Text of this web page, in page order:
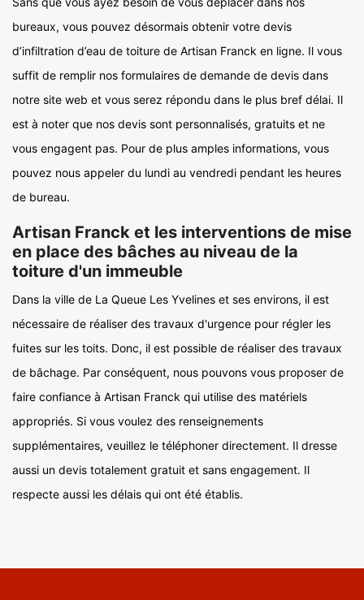
bureaux, vous pouvez désormais obtenir votre devis
d’infiltration d’eau de toiture de Artisan Franck en ligne. Il vous
suffit de remplir nos formulaires de demande de devis dans
notre site web et vous serez répondu dans le plus bref délai. Il
est à noter que nos devis sont personnalisés, gratuits et ne
vous engagent pas. Pour de plus amples informations, vous
pouvez nous appeler du lundi au vendredi pendant les heures
de bureau.
Artisan Franck et les interventions de mise
en place des bâches au niveau de la
toiture d'un immeuble
Dans la ville de La Queue Les Yvelines et ses environs, il est
nécessaire de réaliser des travaux d'urgence pour régler les
fuites sur les toits. Donc, il est possible de réaliser des travaux
de bâchage. Par conséquent, nous pouvons vous proposer de
faire confiance à Artisan Franck qui utilise des matériels
appropriés. Si vous voulez des renseignements
supplémentaires, veuillez le téléphoner directement. Il dresse
aussi un devis totalement gratuit et sans engagement. Il
respecte aussi les délais qui ont été établis.